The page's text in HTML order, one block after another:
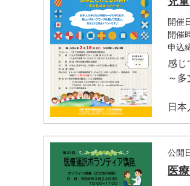
開催
開催
申込
感じ
～
日
公開
医
マイメディア検索